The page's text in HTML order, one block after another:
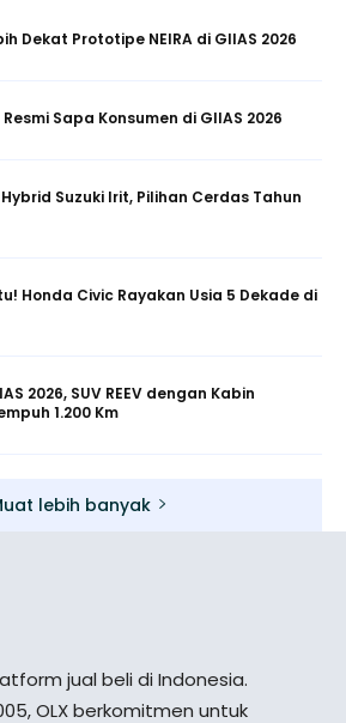
Dekat Prototipe NEIRA di GIIAS 2026
Sapa Konsumen di GIIAS 2026
Suzuki Irit, Pilihan Cerdas Tahun
Honda Civic Rayakan Usia 5 Dekade di
2026, SUV REEV dengan Kabin
1.200 Km
lebih banyak
jual beli di Indonesia.
OLX berkomitmen untuk